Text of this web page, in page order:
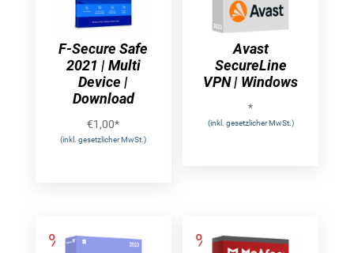
F-Secure Safe
2021 | Multi
Device |
Download
€1,00*
(inkl. gesetzlicher MwSt.)
Avast
SecureLine
VPN | Windows
*
(inkl. gesetzlicher MwSt.)